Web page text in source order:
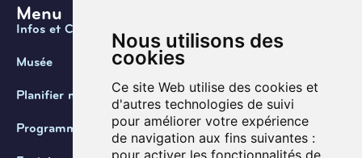
Nous utilisons des
cookies
Ce site Web utilise des cookies et
d'autres technologies de suivi
pour améliorer votre expérience
de navigation aux fins suivantes :
pour activer les fonctionnalités de
Menu
Infos et Contact
Musée
Planifier ma visite
Programmation